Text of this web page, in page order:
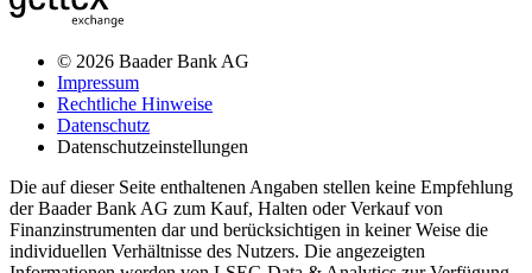
© 2026 Baader Bank AG
Impressum
Rechtliche Hinweise
Datenschutz
Datenschutzeinstellungen
Die auf dieser Seite enthaltenen Angaben stellen keine Empfehlung
der Baader Bank AG zum Kauf, Halten oder Verkauf von
Finanzinstrumenten dar und berücksichtigen in keiner Weise die
individuellen Verhältnisse des Nutzers. Die angezeigten